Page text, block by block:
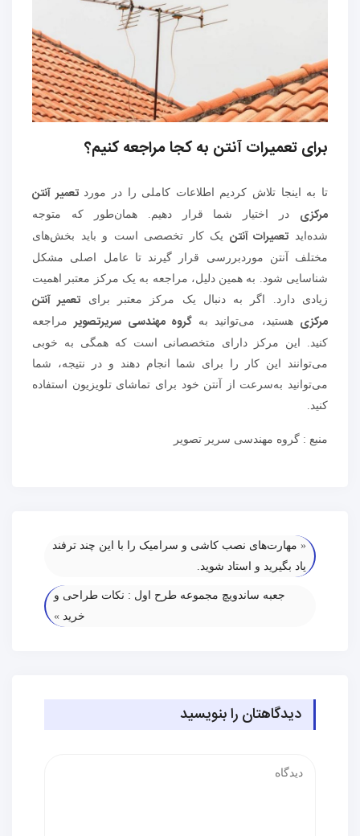
برای تعمیرات آنتن به کجا مراجعه کنیم؟
تا به اینجا تلاش کردیم اطلاعات کاملی را در موردتعمیر آنتن
مرکزی در اختیار شما قرار دهیم. همان‌طور که متوجه
شده‌اید تعمیرات آنتن یک کار تخصصی است و باید بخش‌های
مختلف آنتن موردبررسی قرار گیرند تا عامل اصلی مشکل
شناسایی شود. به همین دلیل، مراجعه به یک مرکز معتبر اهمیت
زیادی دارد. اگر به دنبال یک مرکز معتبر برای تعمیر آنتن
مرکزی هستید، می‌توانید بهگروه مهندسی سریرتصویر مراجعه
کنید. این مرکز دارای متخصصانی است که همگی به خوبی
می‌توانند این کار را برای شما انجام دهند و در نتیجه، شما
می‌توانید به‌سرعت از آنتن خود برای تماشای تلویزیون استفاده
کنید.
منبع : گروه مهندسی سریر تصویر
« مهارت‌های نصب کاشی و سرامیک را با این چند ترفند
یاد بگیرید و استاد شوید.
جعبه‌ ساندویچ مجموعه طرح اول : نکات طراحی و
خرید »
دیدگاهتان را بنویسید